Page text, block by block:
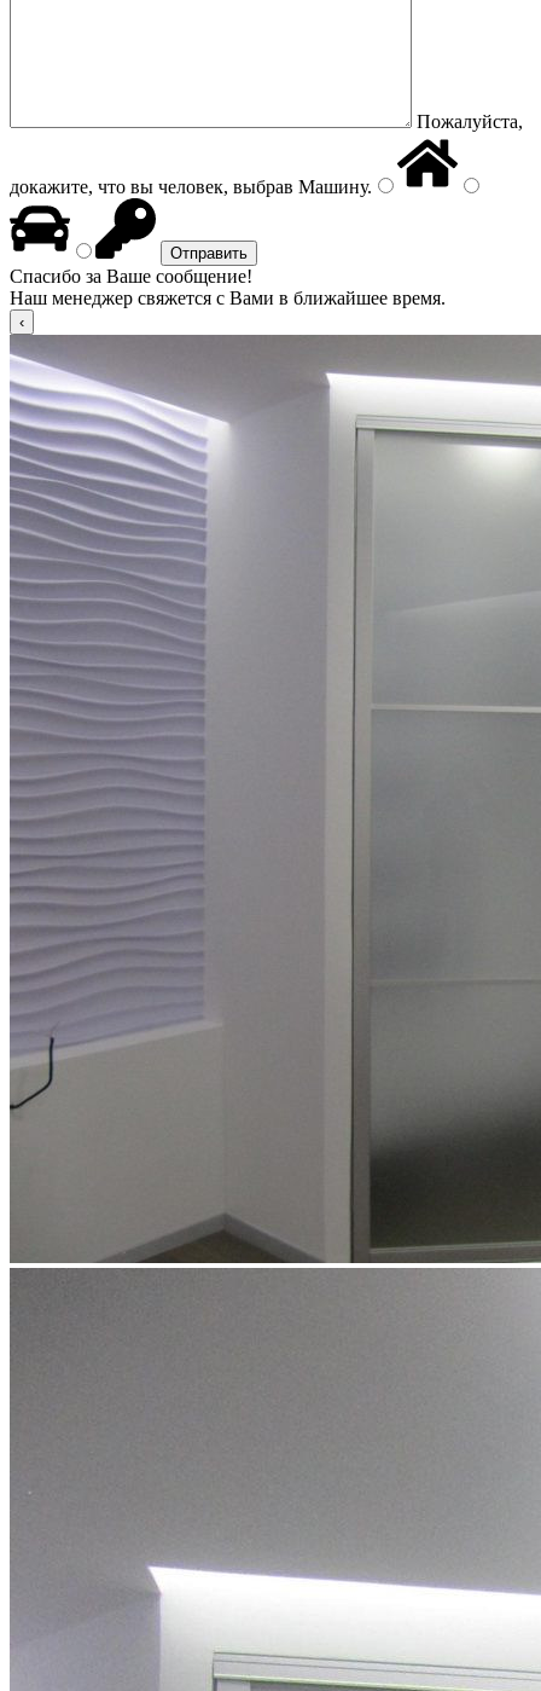
Пожалуйста,
докажите, что вы человек, выбрав Машину.
Спасибо за Ваше сообщение!
Наш менеджер свяжется с Вами в ближайшее время.